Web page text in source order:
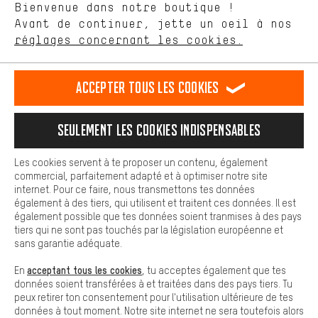
français english
EN Deutsch español
RÉSILIER LE CONTRAT Communauté d'Aix-la-Chapelle
Programme d'affiliation Mentions Légales Protection des données
Conditions générales de vente Plateforme d'Alerte
Reprise des batteries Corepile Paramètres de cookies
Modifier le contraste
Tous les prix s'entendent en euros (MwSt hors) plus les
frais de portpour la livraison versÉtats-Unis.
Bienvenue dans notre boutique !
Avant de continuer, jette un oeil à nos
réglages concernant les cookies.
nous proposons grâce à ton comportement d'achat.
Plus de confort
est plus confortable. Avec les cookies de confort, nous
Nous pouvons ainsi mettre à ta disposition d'autres contenus et
informations utiles. De plus, tu as la possibilité d'utiliser des
facilement les bons produits. Par exemple, nous proposons une
facilement aux questions.
Cookies de base
Les cookies de base garantissent que tu puisses utiliser les
fonctions de notre site web.
Accepter tous les cookies
Seulement les cookies indispensables
Les cookies servent à te proposer un contenu, également
commercial, parfaitement adapté et à optimiser notre site
internet. Pour ce faire, nous transmettons tes données
également à des tiers, qui utilisent et traitent ces données. Il est
également possible que tes données soient tranmises à des pays
tiers qui ne sont pas touchés par la législation européenne et
sans garantie adéquate.
En acceptant tous les cookies , tu acceptes également que tes
données soient transférées à et traitées dans des pays tiers. Tu
peux retirer ton consentement pour l'utilisation ultérieure de tes
données à tout moment. Notre site internet ne sera toutefois alors